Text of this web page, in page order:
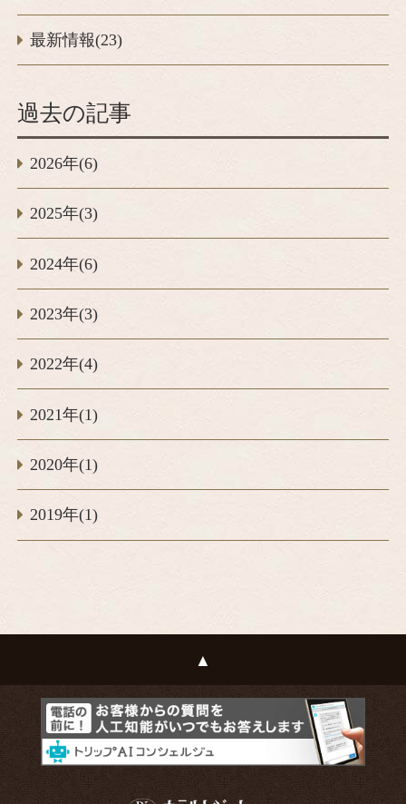
最新情報(23)
過去の記事
2026年(6)
2025年(3)
2024年(6)
2023年(3)
2022年(4)
2021年(1)
2020年(1)
2019年(1)